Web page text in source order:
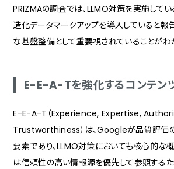
PRIZMAの調査では、LLMO対策を実施して
造化データマークアップを導入していると報
な基盤整備として重要視されていることがわ
E-E-A-Tを強化するコンテン
E-E-A-T（Experience, Expertise,
Trustworthiness）は、Googleが品質評価
要素であり、LLMO対策においても核心的な概
は信頼性の高い情報源を優先して参照する